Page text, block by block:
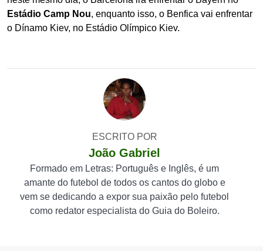
Estádio Camp Nou, enquanto isso, o Benfica vai enfrentar
o Dínamo Kiev, no Estádio Olímpico Kiev.
ESCRITO POR
João Gabriel
Formado em Letras: Português e Inglês, é um
amante do futebol de todos os cantos do globo e
vem se dedicando a expor sua paixão pelo futebol
como redator especialista do Guia do Boleiro.